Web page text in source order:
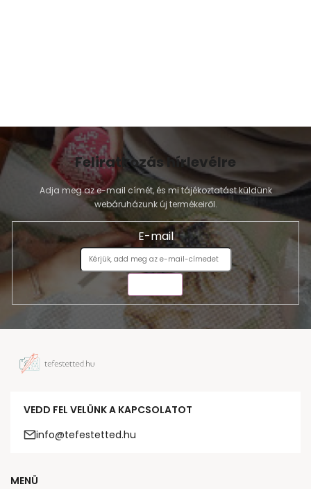
Feliratkozás hírlevélre
Adja meg az e-mail címét, és mi tájékoztatást küldünk
webáruházunk új termékeiről.
E-mail
VEDD FEL VELÜNK A KAPCSOLATOT
info@tefestetted.hu
MENÜ